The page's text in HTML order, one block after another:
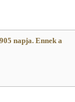
napja. Ennek a